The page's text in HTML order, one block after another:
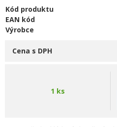
Kód produktu
EAN kód
Výrobce
Cena s DPH
1 ks